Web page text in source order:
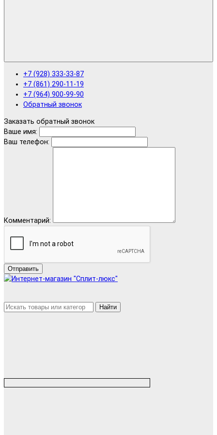
+7 (928) 333-33-87
+7 (861) 290-11-19
+7 (964) 900-99-90
Обратный звонок
Заказать обратный звонок
Ваше имя:
Ваш телефон:
Комментарий:
Отправить
Найти